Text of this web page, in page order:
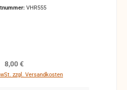
VHR555
Regulärer Preis:
8,00 €
zzgl. Versandkosten